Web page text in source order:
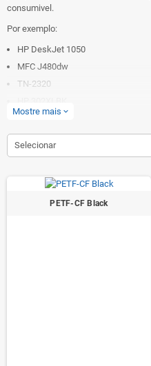
consumivel.
Por exemplo:
HP DeskJet 1050
MFC J480dw
TN-2320
Mostre mais expand_more
Selecionar
PETF-CF Black